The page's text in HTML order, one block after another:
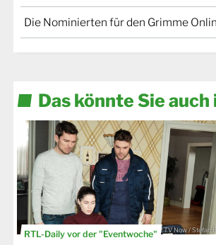
Die Nominierten für den Grimme
Das könnte Sie
RTL-Daily vor der "Eventwoche" © TV Now / Stefan